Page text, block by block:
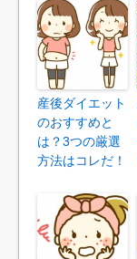
産後ダイエット
のおすすめと
は？3つの厳選
方法はコレだ！